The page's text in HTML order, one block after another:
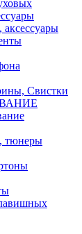
Свистки
тюнеры